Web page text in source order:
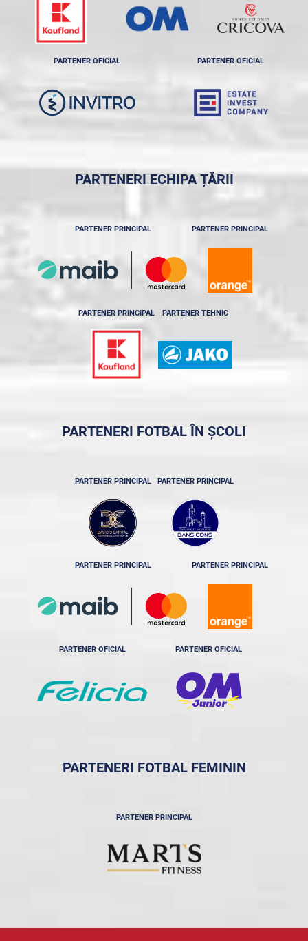
PARTENER OFICIAL PARTENER OFICIAL
PARTENERI ECHIPA ȚĂRII
PARTENER PRINCIPAL PARTENER PRINCIPAL
PARTENER PRINCIPAL PARTENER TEHNIC
PARTENERI FOTBAL ÎN ȘCOLI
PARTENER PRINCIPAL PARTENER PRINCIPAL
PARTENER PRINCIPAL PARTENER PRINCIPAL
PARTENER OFICIAL PARTENER OFICIAL
PARTENERI FOTBAL FEMININ
PARTENER PRINCIPAL